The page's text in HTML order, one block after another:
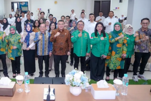
Pertanahan dengan Mal
Percepatan Pendaftaran Tanah;
Detail Tata Ruang (RDTR)
Online Single Submission (OSS);
Berbasis Geospasial; Integrasi
Pangan Berkelanjutan/Lahan
Berkelanjutan (KP2B/LP2B) dalam
Peran Gugus Tugas Reforma Agraria